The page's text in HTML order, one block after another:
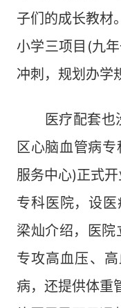
子们的成长教材
小学三项目(九
冲刺，规划办学
医疗配套也
区心脑血管病
服务中心)正式
专科医院，设
梁灿介绍，医院
专攻高血压、
病，还提供体重